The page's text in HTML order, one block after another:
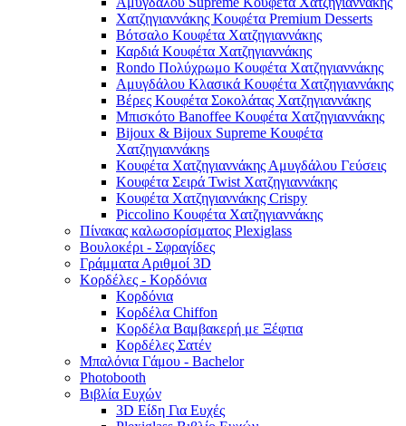
Χατζηγιαννάκης Κουφέτα Premium Desserts
Βότσαλο Κουφέτα Χατζηγιαννάκης
Καρδιά Κουφέτα Χατζηγιαννάκης
Rondo Πολύχρωμο Κουφέτα Χατζηγιαννάκης
Αμυγδάλου Κλασικά Κουφέτα Χατζηγιαννάκης
Βέρες Κουφέτα Σοκολάτας Χατζηγιαννάκης
Μπισκότο Banoffee Κουφέτα Χατζηγιαννάκης
Bijoux & Bijoux Supreme Κουφέτα
Χατζηγιαννάκηs
Κουφέτα Χατζηγιαννάκης Αμυγδάλου Γεύσεις
Κουφέτα Σειρά Twist Χατζηγιαννάκης
Κουφέτα Χατζηγιαννάκης Crispy
Piccolino Κουφέτα Χατζηγιαννάκης
Πίνακας καλωσορίσματος Plexiglass
Βουλοκέρι - Σφραγίδες
Γράμματα Αριθμοί 3D
Κορδέλες - Κορδόνια
Κορδόνια
Κορδέλα Chiffon
Κορδέλα Βαμβακερή με Ξέφτια
Κορδέλες Σατέν
Μπαλόνια Γάμου - Bachelor
Photobooth
Βιβλία Ευχών
3D Είδη Για Ευχές